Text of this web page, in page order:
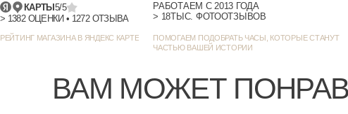
КАРТЫ 5/5
> 1382 ОЦЕНКИ • 1272 ОТЗЫВА
РЕЙТИНГ МАГАЗИНА В ЯНДЕКС КАРТЕ
РАБОТАЕМ С 2013 ГОДА
> 18ТЫС. ФОТООТЗЫВОВ
ПОМОГАЕМ ПОДОБРАТЬ ЧАСЫ, КОТОРЫЕ СТАНУТ
ЧАСТЬЮ ВАШЕЙ ИСТОРИИ
ВАМ МОЖЕТ